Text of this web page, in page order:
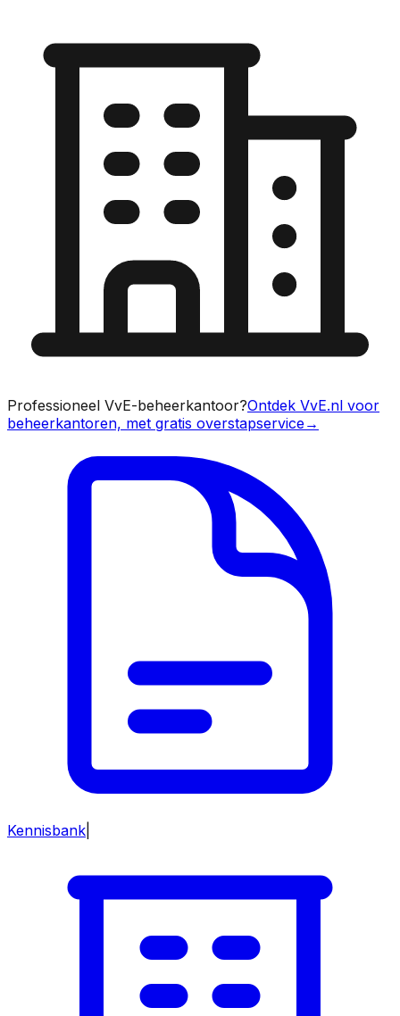
Professioneel VvE-beheerkantoor?Ontdek VvE.nl voor
beheerkantoren, met gratis overstapservice→
Kennisbank